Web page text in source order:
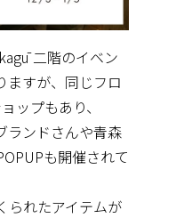
二階のイベン
ますが、同じフロ
ップもあり、
ランドさんや青森
も開催されて
られたアイテムが